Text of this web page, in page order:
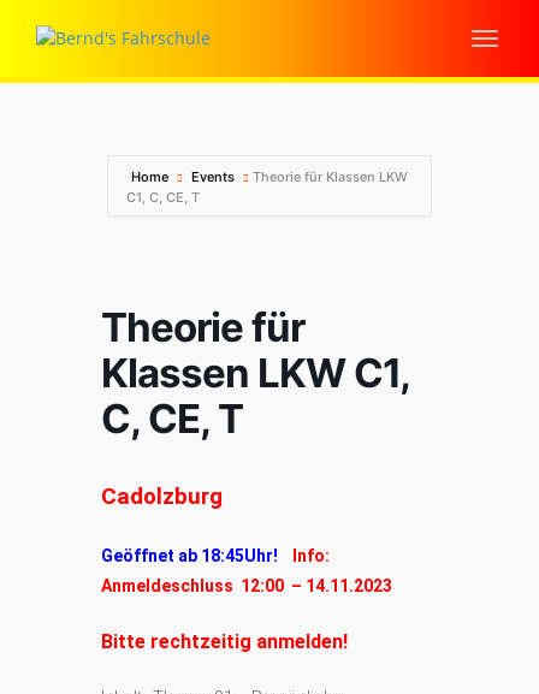
Home Events
Theorie für Klassen LKW
C1, C, CE, T
Theorie für
Klassen LKW C1,
C, CE, T
Cadolzburg
Geöffnet ab 18:45Uhr!
Info:
Anmeldeschluss 12:00 – 14.11.2023
Bitte rechtzeitig anmelden!